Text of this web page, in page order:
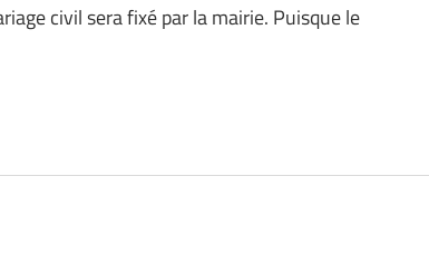
civil sera fixé par la mairie. Puisque le